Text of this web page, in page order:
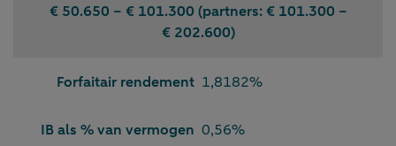
€ 50.650 − € 101.300 (partners: € 101.300 −
€ 202.600)
Forfaitair rendement 1,8182%
IB als % van vermogen 0,56%